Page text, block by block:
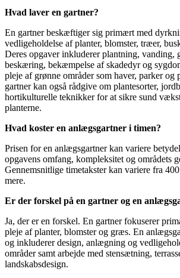
Hvad laver en gartner?
En gartner beskæftiger sig primært med
vedligeholdelse af planter, blomster, træer,
Deres opgaver inkluderer plantning, vanding,
beskæring, bekæmpelse af skadedyr og
pleje af grønne områder som haver, parker og
gartner kan også rådgive om plantesorter,
hortikulturelle teknikker for at sikre sund
planterne.
Hvad koster en anlægsgartner i timen?
Prisen for en anlægsgartner kan variere
opgavens omfang, kompleksitet og områdets
Gennemsnitlige timetakster kan variere fra
mere.
Er der forskel på en gartner og en
Ja, der er en forskel. En gartner fokuserer
pleje af planter, blomster og græs. En
og inkluderer design, anlægning og
områder samt arbejde med stensætning,
landskabsdesign.